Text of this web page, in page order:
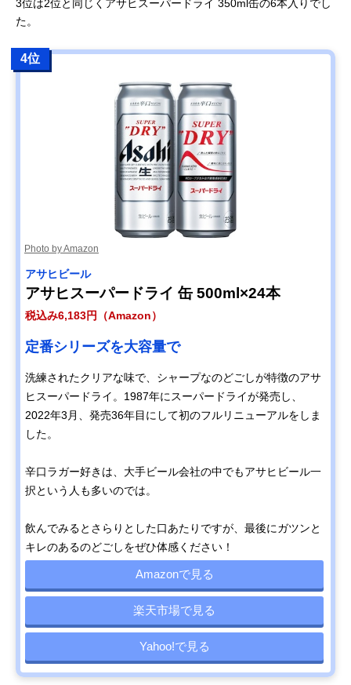
3位は2位と同じくアサヒスーパードライ 350ml缶の6本入りでし
た。
4位
Photo by Amazon
アサヒビール
アサヒスーパードライ 缶 500ml×24本
税込み6,183円（Amazon）
定番シリーズを大容量で
洗練されたクリアな味で、シャープなのどごしが特徴のアサ
ヒスーパードライ。1987年にスーパードライが発売し、
2022年3月、発売36年目にして初のフルリニューアルをしま
した。
辛口ラガー好きは、大手ビール会社の中でもアサヒビール一
択という人も多いのでは。
飲んでみるとさらりとした口あたりですが、最後にガツンと
キレのあるのどごしをぜひ体感ください！
Amazonで見る
楽天市場で見る
Yahoo!で見る